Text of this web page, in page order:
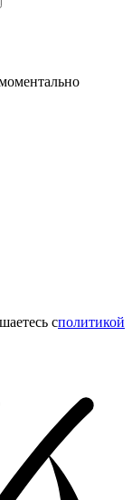
cполитикой